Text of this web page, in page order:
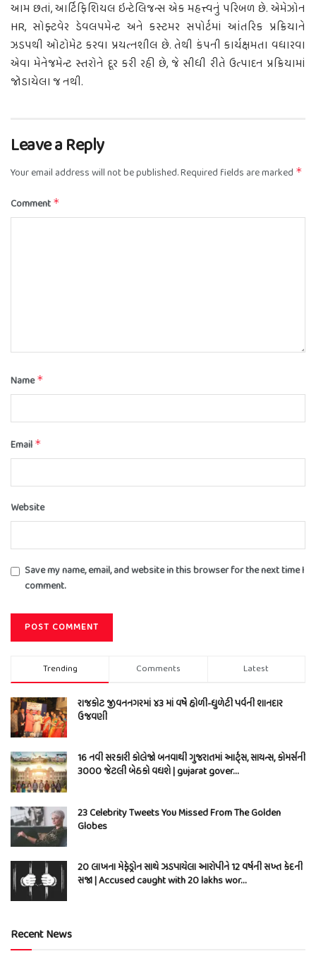
આમ છતાં, આર્ટિફિશિયલ ઇન્ટેલિજન્સ એક મહત્ત્વનું પરિબળ છે. એમેઝોન
HR, સોફ્ટવેર ડેવલપમેન્ટ અને કસ્ટમર સપોર્ટમાં આંતરિક પ્રક્રિયાને
ઝડપથી ઓટોમેટ કરવા પ્રયત્નશીલ છે. તેથી કંપની કાર્યક્ષમતા વધારવા
એવા મેનેજમેન્ટ સ્તરોને દૂર કરી રહી છે, જે સીધી રીતે ઉત્પાદન પ્રક્રિયામાં
જોડાયેલા જ નથી.
Leave a Reply
Your email address will not be published.Required fields are marked *
Comment *
Name*
Email *
Website
Save my name, email, and website in this browser for the next time I
comment.
Trending Comments Latest
રાજકોટ જીવનનગરમાં ૪૩ માં વર્ષે હોળી-ધુળેટી પર્વની શાનદાર
ઉજવણી
16 નવી સરકારી કોલેજો બનવાથી ગુજરાતમાં આર્ટ્સ, સાયન્સ, કોમર્સની
3000 જેટલી બેઠકો વધશે | gujarat gover…
23 Celebrity Tweets You Missed From The Golden
Globes
20 લાખના મેફેડ્રોન સાથે ઝડપાયેલા આરોપીને 12 વર્ષની સખ્ત કેદની
સજા | Accused caught with 20 lakhs wor…
Recent News